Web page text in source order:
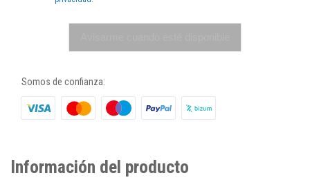
Somos de confianza:
Información del producto